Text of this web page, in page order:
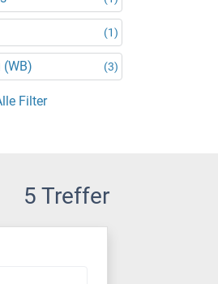
(1)
(3)
Filter
5 Treffer